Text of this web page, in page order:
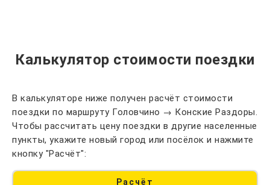
Калькулятор стоимости поездки
В калькуляторе ниже получен расчёт стоимости
поездки по маршруту Головчино → Конские Раздоры.
Чтобы рассчитать цену поездки в другие населенные
пункты, укажите новый город или посёлок и нажмите
кнопку "Расчёт":
Расчёт